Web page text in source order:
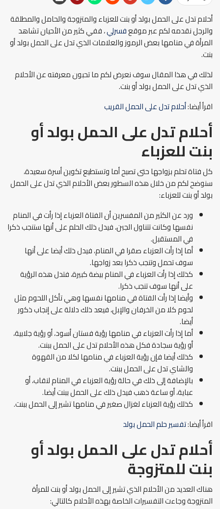
أحلام تدل على الحمل بولد أو بنت للعزباء والمتزوجة والحامل والمطلقة
والرجل نقدمه لكم عبر موقعفسرلي، ففي كثير من الأحيان تشاهد
المرأة في منامها بعض الرموز والعلامات الذي تدل على الحمل بولد أو
بنت.
لذلك في هذا المقال سوف نعرض لكم ما تحبون معرفته عن الأحلام
الذي تدل على الحمل بولد أو بنت.
اقرأ أيضا:أحلام تدل على الحمل القريب
أحلام تدل على الحمل بولد أو
بنت للعزباء
كل فتاة تحلم بزواجها حتى تصبح أما وتستطيع تكوين أسرة سعيدة،
سنوضح لكم من خلال هذه السطور بعض الأحلام الذي تدل على الحمل
بولد أو بنت للعزباء:
ورد عن الكثير من المفسرين أن الفتاة العزباء إذا رأت في المنام
نفسها وكانت تتناول الجبن، فيدل ذلك الحلم على أنها ستنجب ذكرا
في المستقبل.
أما إذا رأت العزباء صقرا في المنام، فيدل ذلك أيضا على أنها
سوف تحمل وتنجب ذكرا بعد زواجها.
كذلك إذا رأت العزباء في المنام بيضة كبيرة، فتدل هذه الرؤية
على أنها سوف تنجب ذكرا.
وأيضا إذا رأت الفتاة في منامها نفسها وهي تأكل اللحوم مثل
لحوم كلا من الخرفان والإبل، فيعد ذلك دلالة على إنجاب ذكور
أيضا.
أما إذا رأت العزباء في منامها رؤية فستان أسود، أو رؤية جلابية،
أو رؤية سجادة فكل هذه الأحلام تدل على الحمل ببنت.
كذلك أيضا فإن رؤية العزباء في منامها لكلا من القهوة
والشاي تدل على الحمل ببنت.
بالإضافة إلى ذلك في حالة رؤية العزباء في المنام لنقاب، أو
عباية، أو ساعة ذهب فيدل ذلك على الحمل ببنت أيضا.
كذلك رؤية العزباء لغزال صغير في منامها تشير إلى الحمل ببنت.
اقرأ أيضا:تفسير حلم الحمل بولد
أحلام تدل على الحمل بولد أو
بنت للمتزوجة
هناك العديد من الأحلام الذي تشير إلى الحمل بولد أو بنت للمرأة
المتزوجة وجاءت التفسيرات الخاصة بهذه الأحلام كالتالي: